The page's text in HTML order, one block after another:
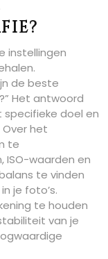
instellingen
de beste
Het antwoord
specifieke doel en
het
te
waarden en
te vinden
je foto’s.
te houden
van je